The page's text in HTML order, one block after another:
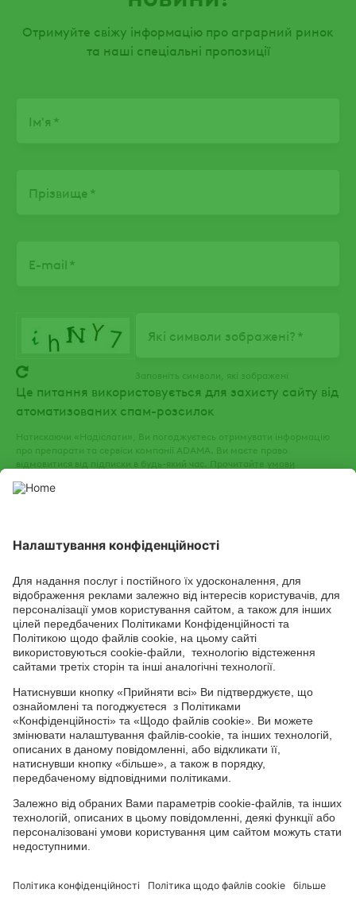
Отримуйте свіжу інформацію про аграрний ринок
та наші спеціальні пропозиції
Ім'я
Прізвище
E-mail
Які символи зображені?
Заповніть символи, які зображені
Це питання використовується для захисту сайту від
атоматизованих спам-розсилок
Натискаючи «Надіслати», Ви погоджуєтесь отримувати інформацію
про препарати та сервіси компанії ADAMA. Ви маєте право
відмовитися від підписки в будь-який час. Прочитайте умови
СОЦІАЛЬНІ СЕРВІСИ
Youtube
Channel
FacebookTikTok
Головний офіс: 04050, м. Київ, вул. М. Пимоненка, 13, БЦ "Форум
Ділове Містечко", офіс 4А/41; тел.: +38 044 232 44 14; e-mail:
ukraine@adama.com
Використовуйте пестициди з обережністю. Завжди читайте
етикетку та інформацію про препарат перед використанням,
звертаючи особливу увагу на додаткові інструкції, піктограми
препарату. Інформація та рекомендації, які містяться у тарній
етикетці, ґрунтуються на наявному досвіді, а також на
результатах Державних реєстраційних випробувань. У випадку
будь-яких відхилень від оптимальних параметрів не можна
препарату не можуть нести відповідальність